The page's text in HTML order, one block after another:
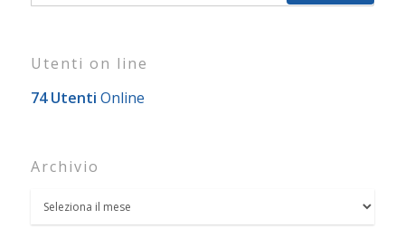
Utenti on line
74 Utenti Online
Archivio